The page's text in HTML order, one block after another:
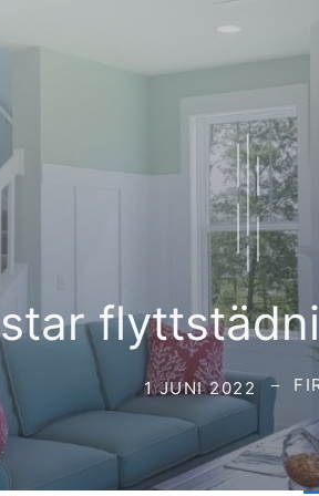
1 JUNI 2022